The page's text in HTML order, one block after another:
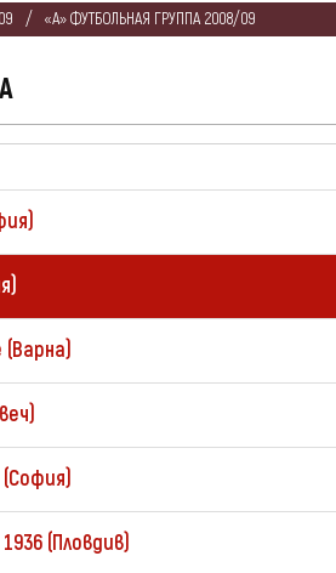
«А» ФУТБОЛЬНАЯ ГРУППА 2008/09
(Пловдив)